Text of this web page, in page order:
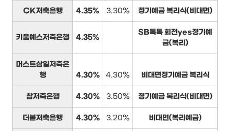
CK저축은행 4.35% 3.30% 정기예금 복리식(비대면)
키움예스저축은행 4.35%
SB톡톡 회전yes정기예
금(복리)
머스트삼일저축은
행
4.30% 4.30% 비대면정기예금 복리식
참저축은행 4.30% 3.50% 정기예금 복리식(비대면)
더블저축은행 4.30% 3.20% 비대면(복리예금)